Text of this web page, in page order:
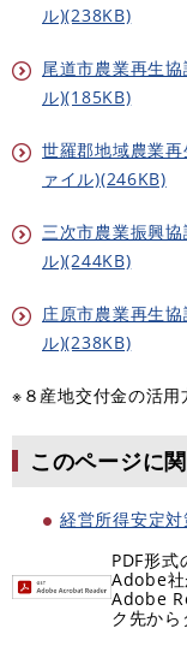
ル)(238KB)
尾道市農業再生
ル)(185KB)
世羅郡地域農業
ァイル)(246KB)
三次市農業振興
ル)(244KB)
庄原市農業再生
ル)(238KB)
※８産地交付金の活用
このページに
経営所得安定対
PDF形式
Adobe社
Adobe
ク先から